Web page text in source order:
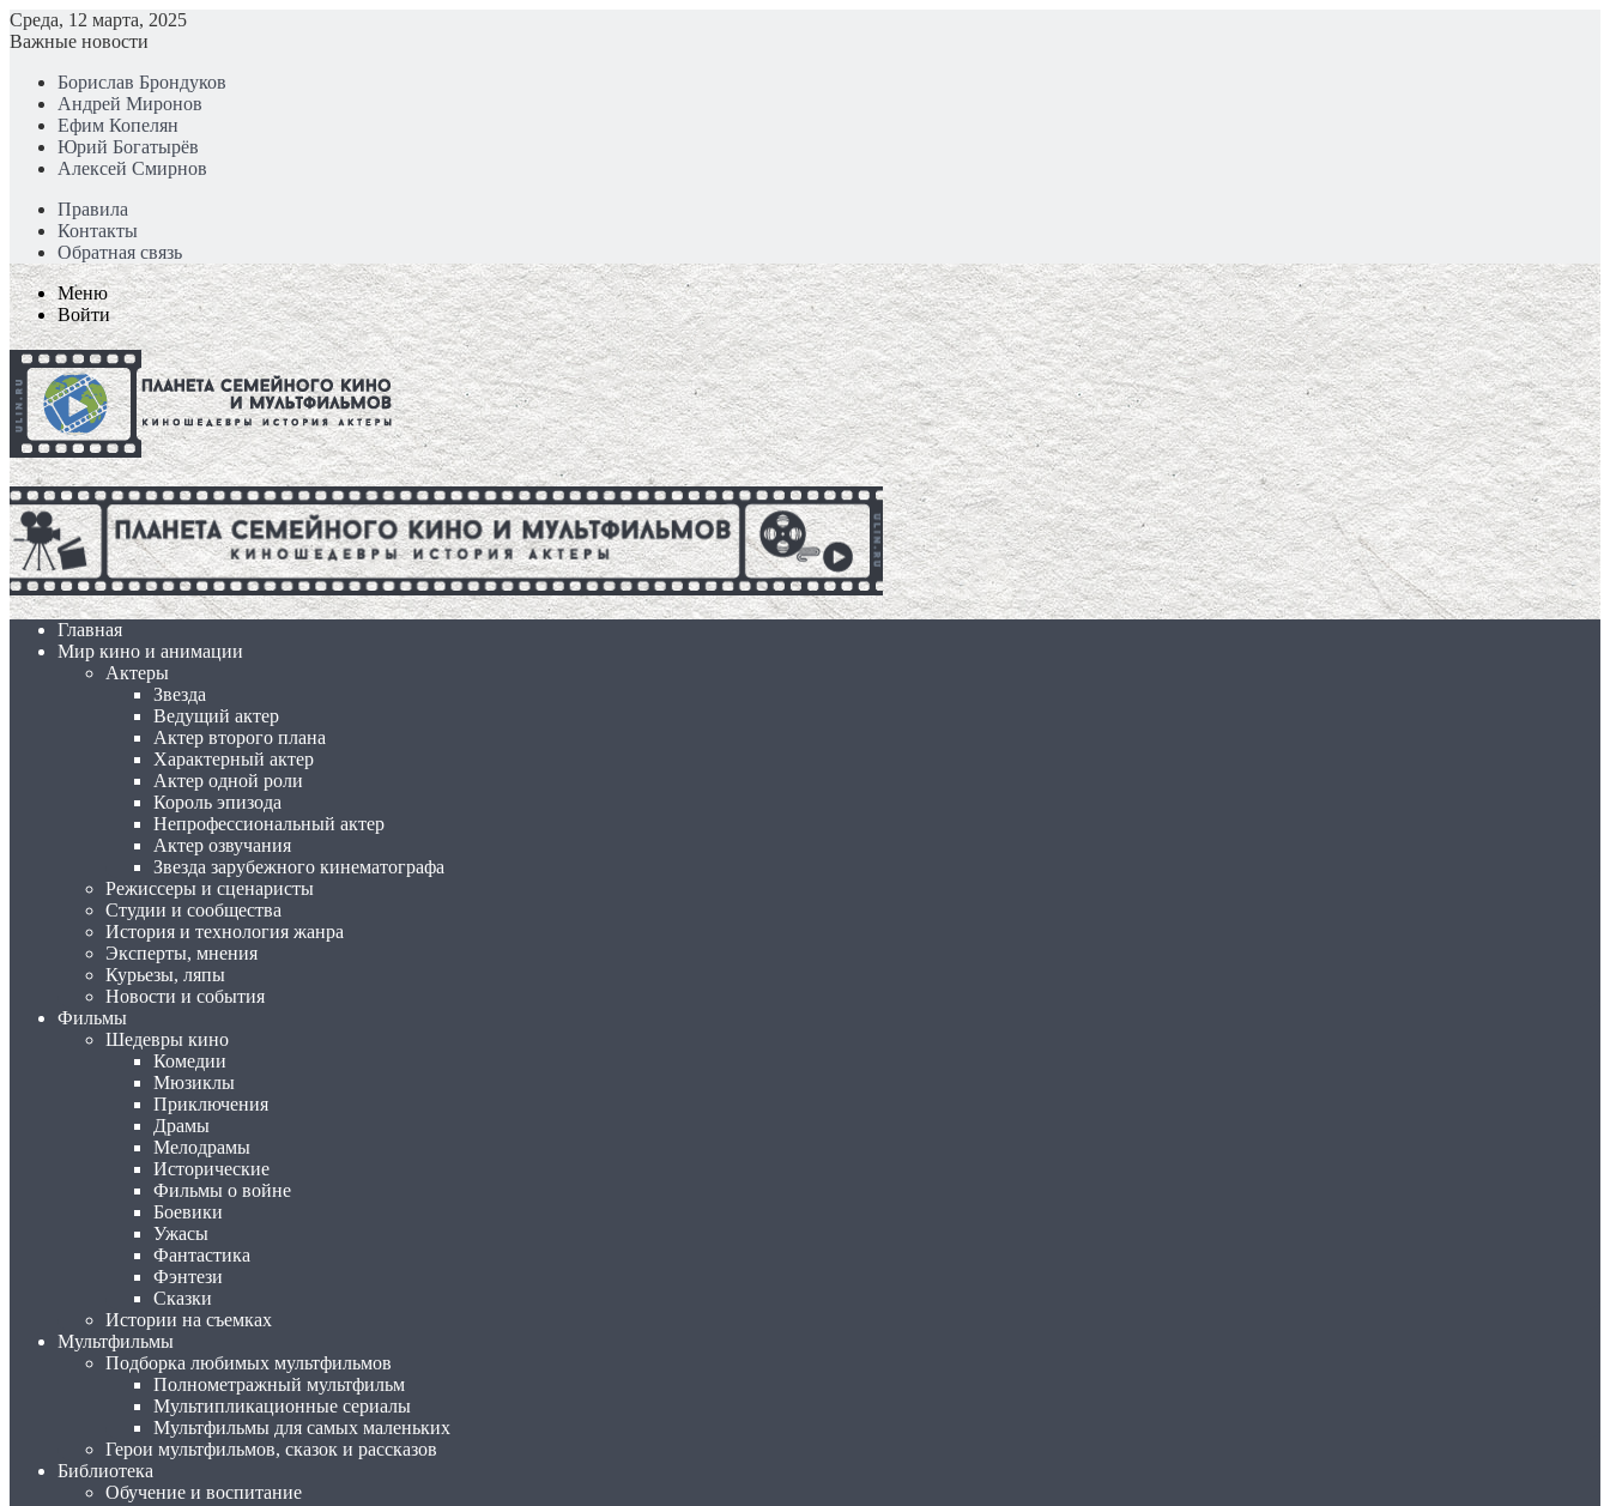
Среда, 12 марта, 2025
Важные новости
Борислав Брондуков
Андрей Миронов
Ефим Копелян
Юрий Богатырёв
Алексей Смирнов
Правила
Контакты
Обратная связь
Меню
Войти
Главная
Мир кино и анимации
Актеры
Звезда
Ведущий актер
Актер второго плана
Характерный актер
Актер одной роли
Король эпизода
Непрофессиональный актер
Актер озвучания
Звезда зарубежного кинематографа
Режиссеры и сценаристы
Студии и сообщества
История и технология жанра
Эксперты, мнения
Курьезы, ляпы
Новости и события
Фильмы
Шедевры кино
Комедии
Мюзиклы
Приключения
Драмы
Мелодрамы
Исторические
Фильмы о войне
Боевики
Ужасы
Фантастика
Фэнтези
Сказки
Истории на съемках
Мультфильмы
Подборка любимых мультфильмов
Полнометражный мультфильм
Мультипликационные сериалы
Мультфильмы для самых маленьких
Герои мультфильмов, сказок и рассказов
Библиотека
Обучение и воспитание